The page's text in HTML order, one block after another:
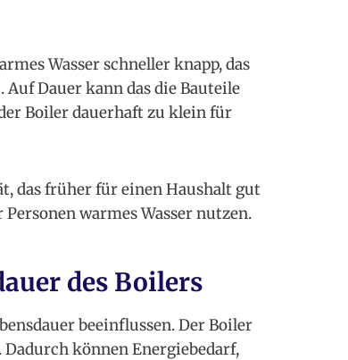
Wasser schneller knapp, das
Dauer kann das die Bauteile
Boiler dauerhaft zu klein für
das früher für einen Haushalt gut
warmes Wasser nutzen.
des Boilers
beeinflussen. Der Boiler
können Energiebedarf,